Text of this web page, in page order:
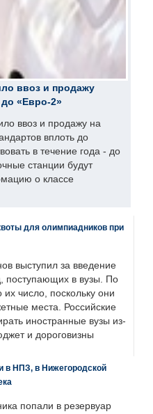
ввоз и продажу
до «Евро-2»
ввоз и продажу на
вплоть до
в течение года - до
станции будут
о классе
для олимпиадников при
выступил за введение
поступающих в вузы. По
число, поскольку они
места. Российские
иностранные вузы из-
и дороговизны
в НПЗ, в Нижегородской
попали в резервуар